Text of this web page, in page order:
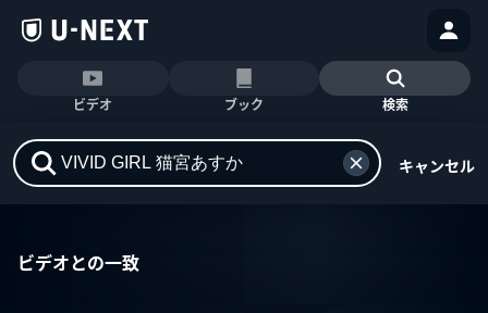
ビデオ ブック 検索
キャンセル
ビデオとの一致